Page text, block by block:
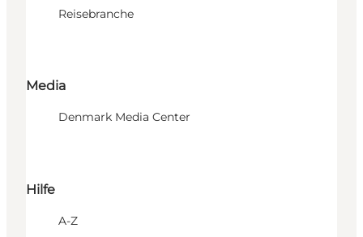
Reisebranche
Media
Denmark Media Center
Hilfe
A-Z